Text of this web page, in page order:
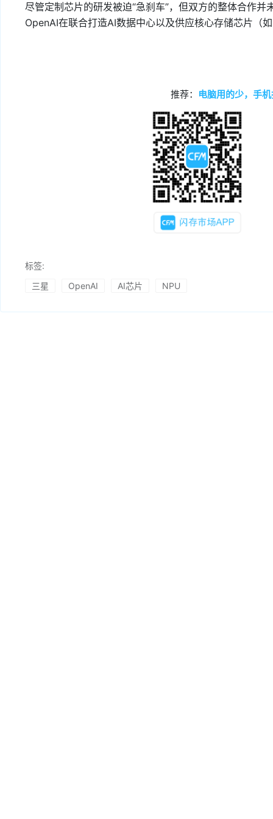
尽管定制芯片的研发被迫“急刹车”，但双方的整体合作
OpenAI在联合打造AI数据中心以及供应核心存储芯片（
推荐： 电脑用的少，手
标签:
三星
OpenAI AI芯片 NPU